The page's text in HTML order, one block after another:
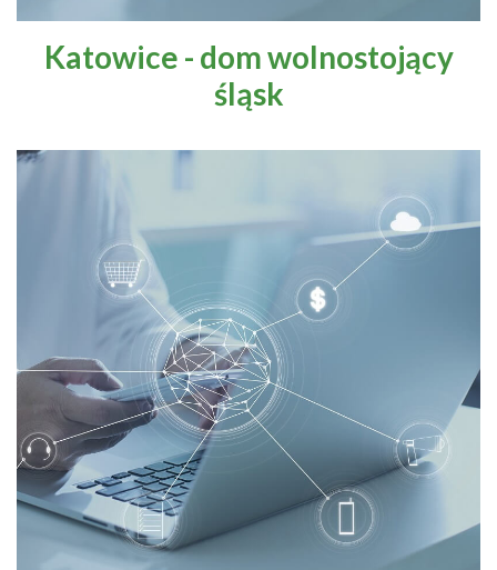
Prawo i społeczeństwo
Katowice - dom wolnostojący
śląsk